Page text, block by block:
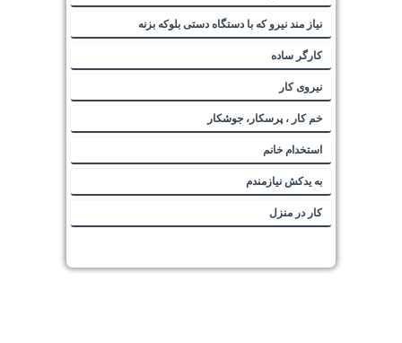
نیاز مند نیرو که با دستگاه دستی بلوکه بزنه
کارگر ساده
نیروی کار
خم کار ، پرسکار، جوشکار
استخدام خانم
به یدکش نیازمندم
کار در منزل